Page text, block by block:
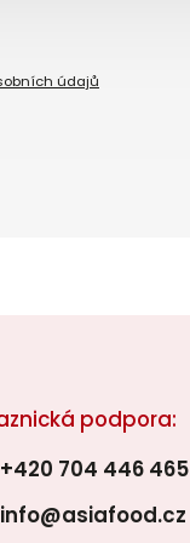
podpora:
+420 704 446 465
info@asiafood.cz
údajů